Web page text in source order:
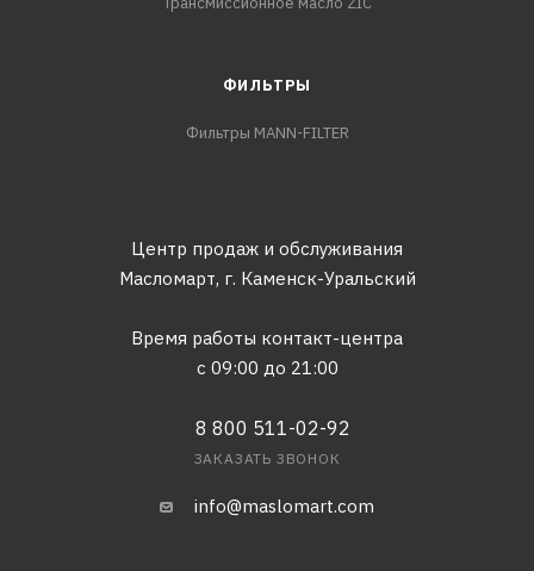
ФИЛЬТРЫ
Фильтры MANN-FILTER
Центр продаж и обслуживания
Масломарт, г. Каменск-Уральский
Время работы контакт-центра
с 09:00 до 21:00
8 800 511-02-92
ЗАКАЗАТЬ ЗВОНОК
info@maslomart.com